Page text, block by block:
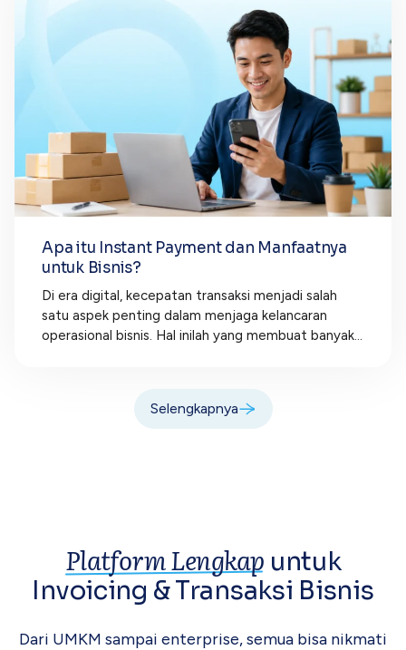
Apa itu Instant Payment dan Manfaatnya
untuk Bisnis?
Di era digital, kecepatan transaksi menjadi salah
satu aspek penting dalam menjaga kelancaran
operasional bisnis. Hal inilah yang membuat banyak...
Selengkapnya
Platform Lengkap untuk
Invoicing &Transaksi Bisnis
Dari UMKM sampai enterprise, semua bisa nikmati